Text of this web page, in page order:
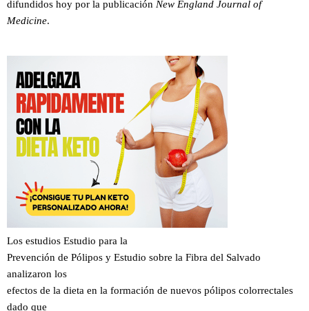
difundidos hoy por la publicación New England Journal of
Medicine.
Los estudios Estudio para la
Prevención de Pólipos y Estudio sobre la Fibra del Salvado
analizaron los
efectos de la dieta en la formación de nuevos pólipos colorrectales
dado que